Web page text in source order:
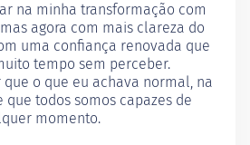
na minha transformação com
mas agora com mais clareza do
uma confiança renovada que
tempo sem perceber.
que o que eu achava normal, na
que todos somos capazes de
momento.